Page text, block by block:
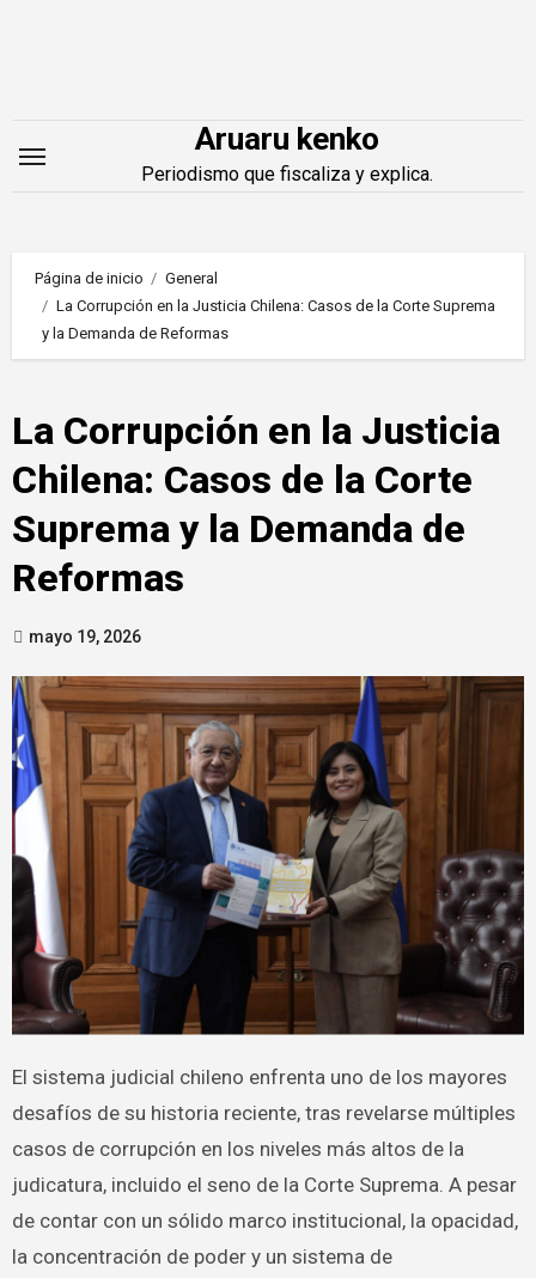
Aruaru kenko
Periodismo que fiscaliza y explica.
Página de inicio
General
La Corrupción en la Justicia Chilena: Casos de la Corte Suprema
y la Demanda de Reformas
La Corrupción en la Justicia
Chilena: Casos de la Corte
Suprema y la Demanda de
Reformas
mayo 19, 2026
El sistema judicial chileno enfrenta uno de los mayores
desafíos de su historia reciente, tras revelarse múltiples
casos de corrupción en los niveles más altos de la
judicatura, incluido el seno de la Corte Suprema. A pesar
de contar con un sólido marco institucional, la opacidad,
la concentración de poder y un sistema de